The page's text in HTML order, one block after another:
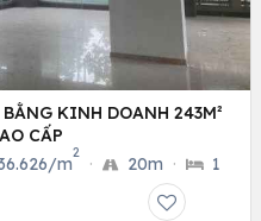
KINH DOANH 243M²
CẤP
m
2
· 20m · 1